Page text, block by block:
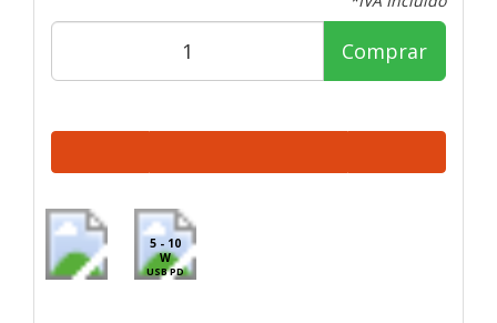
Comprar
5 - 10
W
USB PD